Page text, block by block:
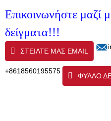
Επικοινωνήστε μαζί
δείγματα!!!
ΣΤΕΊΛΤΕ ΜΑΣ EMAIL
+8618560195575
ΦΥΛΛΟ